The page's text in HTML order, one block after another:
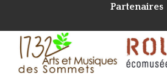
Partenaires
Alpes Azur Patrimoine Réalisé avecGravet